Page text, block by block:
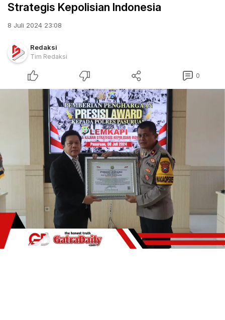
Strategis Kepolisian Indonesia
8 Juli 2024 23:08
Redaksi
Tim Redaksi
0